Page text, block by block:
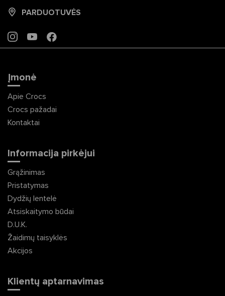
PARDUOTUVĖS
INSTAGRAM
YOUTUBEFACEBOOK
Įmonė
Apie Crocs
Crocs pažadai
Kontaktai
Informacija pirkėjui
Grąžinimas
Pristatymas
Dydžių lentelė
Atsiskaitymo būdai
D.U.K.
Žaidimų taisyklės
Akcijos
Klientų aptarnavimas